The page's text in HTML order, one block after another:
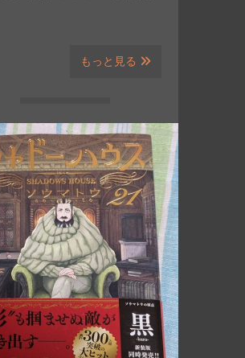
もっと見る